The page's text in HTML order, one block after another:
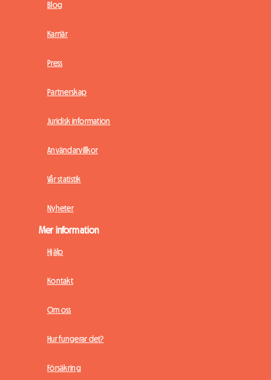
Blog
Karriär
Press
Partnerskap
Juridisk information
Användarvillkor
Vår statistik
Nyheter
Mer information
Hjälp
Kontakt
Om oss
Hur fungerar det?
Försäkring